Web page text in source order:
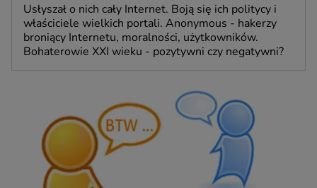
Usłyszał o nich cały Internet. Boją się ich politycy i
właściciele wielkich portali. Anonymous - hakerzy
broniący Internetu, moralności, użytkowników.
Bohaterowie XXI wieku - pozytywni czy negatywni?